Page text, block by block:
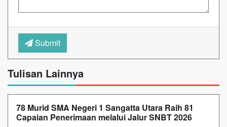
Submit
Tulisan Lainnya
78 Murid SMA Negeri 1 Sangatta Utara Raih 81
Capaian Penerimaan melalui Jalur SNBT 2026